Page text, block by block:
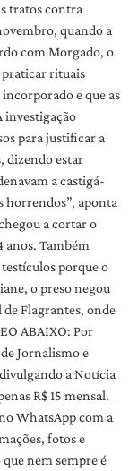
tratos contra
quando a
com Morgado, o
praticar rituais
e que as
investigação
para justificar a
dizendo estar
a castigá-
horrendos”, aponta
a cortar o
anos. Também
porque o
o preso negou
Flagrantes, onde
ABAIXO: Por
Jornalismo e
a Notícia
R$ 15 mensal.
WhatsApp com a
fotos e
nem sempre é